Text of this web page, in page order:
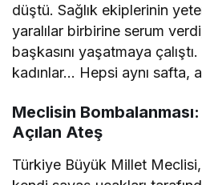
düştü. Sağlık ekiplerinin
yaralılar birbirine serum
başkasını yaşatmaya
kadınlar… Hepsi aynı safta,
Meclisin
Açılan Ateş
Türkiye Büyük Millet